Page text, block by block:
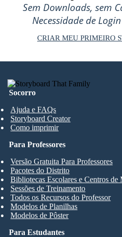
Sem Downloads, sem
Necessidade de
CRIAR MEU PRIMEIRO
Socorro
Ajuda e FAQs
Storyboard Creator
Como imprimir
Para Estudantes
Para Professores
Versão Gratuita Para Professores
Pacotes do Distrito
Bibliotecas Escolares e Centros de
Sessões de Treinamento
Todos os Recursos do Professor
Modelos de Planilhas
Modelos de Pôster